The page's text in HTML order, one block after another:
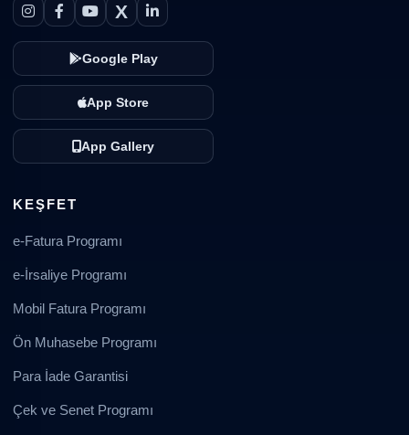
X
Google Play
App Store
App Gallery
KEŞFET
e-Fatura Programı
e-İrsaliye Programı
Mobil Fatura Programı
Ön Muhasebe Programı
Para İade Garantisi
Çek ve Senet Programı